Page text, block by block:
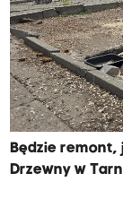
Będzie remont,
Drzewny w